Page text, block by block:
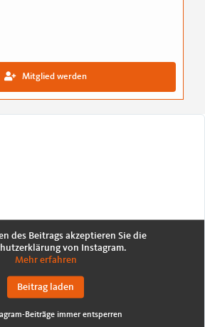
Mitglied werden
des Beitrags akzeptieren Sie die
von Instagram.
Mehr erfahren
Beitrag laden
Beiträge immer entsperren